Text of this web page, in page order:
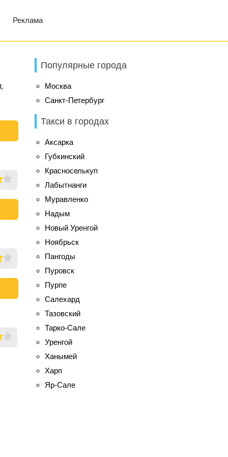
Реклама
Популярные города
Москва
Санкт-Петербург
Такси в городах
Аксарка
Губкинский
Красноселькуп
Лабытнанги
Муравленко
Надым
Новый Уренгой
Ноябрьск
Пангоды
Пуровск
Пурпе
Салехард
Тазовский
Тарко-Сале
Уренгой
Ханымей
Харп
Яр-Сале